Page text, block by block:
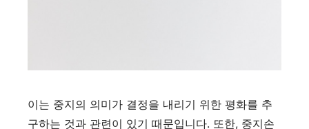
이는 중지의 의미가 결정을 내리기 위한 평화를 추
구하는 것과 관련이 있기 때문입니다. 또한, 중지손